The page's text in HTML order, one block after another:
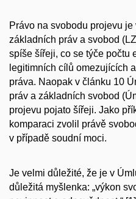
Právo na svobodu projevu
základních práv a svobod
spíše šířeji, co se týče počtu
legitimních cílů omezujících
práva. Naopak v článku 10
práv a základních svobod
projevu pojato šířeji. Jako
komparaci zvolil právě
v případě soudní moci.
Je velmi důležité, že je v
důležitá myšlenka: „výkon